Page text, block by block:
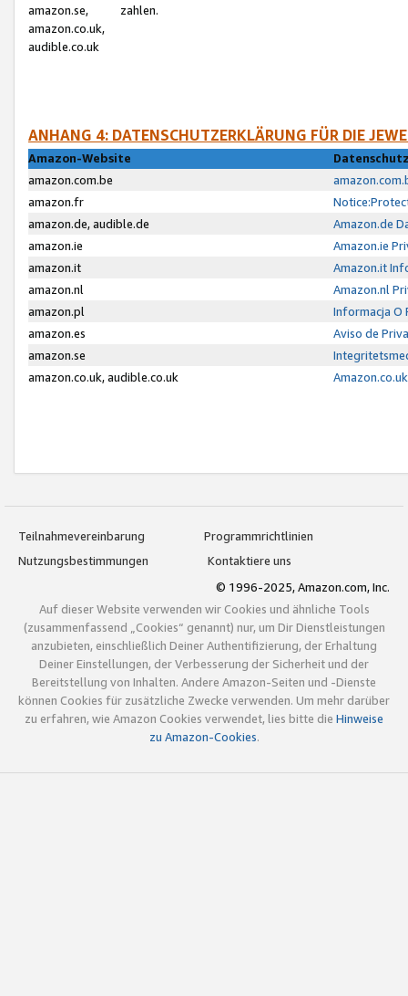
amazon.se,
amazon.co.uk,
audible.co.uk
zahlen.
ANHANG 4: DATENSCHUTZERKLÄRUNG FÜR DIE
Amazon-Website
amazon.com.be
amazon.fr
amazon.de, audible.de
Amazon.de
amazon.ie
Amazon.ie
amazon.it
Amazon.it
amazon.nl
Amazon.nl
amazon.pl
Informacja O
amazon.es
Aviso de
amazon.se
amazon.co.uk, audible.co.uk
Teilnahmevereinbarung
Programmrichtlinien
Nutzungsbestimmungen
Kontaktiere uns
© 1996-2025, Amazon.com, Inc.
Auf dieser Website verwenden wir Cookies und ähnliche Tools
(zusammenfassend „Cookies“ genannt) nur, um Dir Dienstleistungen
anzubieten, einschließlich Deiner Authentifizierung, der Erhaltung
Deiner Einstellungen, der Verbesserung der Sicherheit und der
Bereitstellung von Inhalten. Andere Amazon-Seiten und -Dienste
können Cookies für zusätzliche Zwecke verwenden. Um mehr darüber
zu erfahren, wie Amazon Cookies verwendet, lies bitte die Hinweise
zu Amazon-Cookies.